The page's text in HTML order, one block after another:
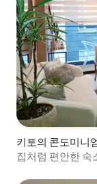
키토의 콘도미니
집처럼 편안한 숙